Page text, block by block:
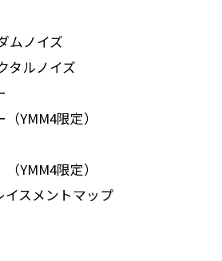
ムノイズ
タルノイズ
YMM4限定）
YMM4限定）
イスメントマップ